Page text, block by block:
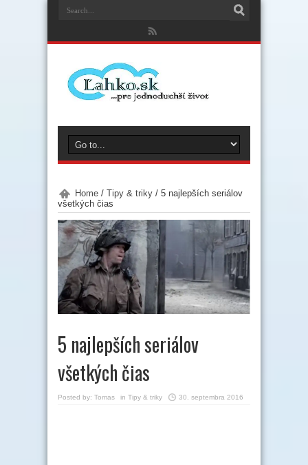
Home / Tipy & triky / 5 najlepších seriálov
všetkých čias
5 najlepších seriálov
všetkých čias
Posted by: Tomas in Tipy & triky 30. septembra 2016